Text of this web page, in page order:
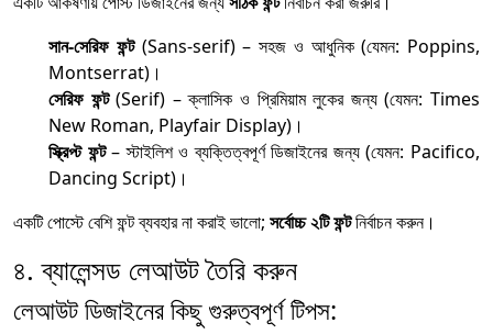
সান-সেরিফ ফন্ট(Sans-serif) – সহজ ও আধুনিক (যেমন: Poppins,
Montserrat)।
সেরিফ ফন্ট(Serif) – ক্লাসিক ও প্রিমিয়াম লুকের জন্য (যেমন: Times
New Roman, Playfair Display)।
স্ক্রিপ্ট ফন্ট– স্টাইলিশ ও ব্যক্তিত্বপূর্ণ ডিজাইনের জন্য (যেমন: Pacifico,
Dancing Script)।
একটি পোস্টে বেশি ফন্ট ব্যবহার না করাই ভালো; সর্বোচ্চ ২টি ফন্টনির্বাচন করুন।
৪. ব্যালেন্সড লেআউট তৈরি করুন
লেআউট ডিজাইনের কিছু গুরুত্বপূর্ণ টিপস: